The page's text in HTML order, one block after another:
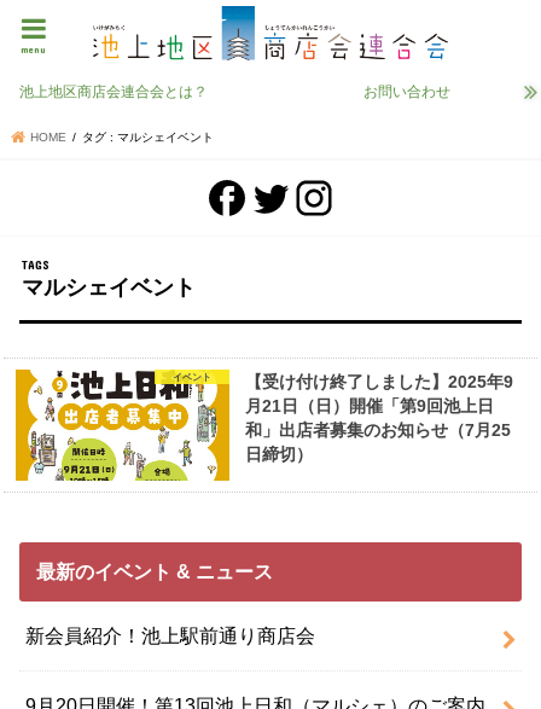
menu
池上地区商店会連合会とは？ お問い合わせ
HOME タグ : マルシェイベント
マルシェイベント
イベント
【受け付け終了しました】2025年9
月21日（日）開催「第9回池上日
和」出店者募集のお知らせ（7月25
日締切）
最新のイベント & ニュース
新会員紹介！池上駅前通り商店会